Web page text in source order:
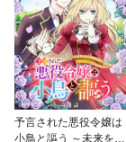
予言された悪役令嬢は
小鳥と謳う ～未来を知